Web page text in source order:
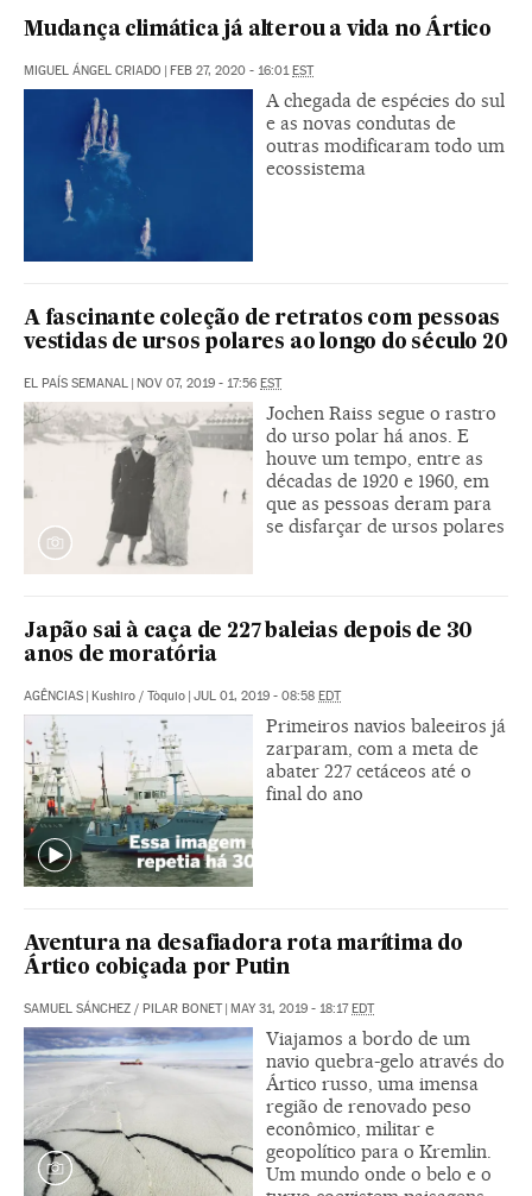
Mudança climática já alterou a vida no Ártico
MIGUEL ÁNGEL CRIADO FEB 27, 2020 - 16:01 EST
A chegada de espécies do sul
e as novas condutas de
outras modificaram todo um
ecossistema
A fascinante coleção de retratos com pessoas
vestidas de ursos polares ao longo do século 20
EL PAÍS SEMANAL NOV 07, 2019 - 17:56 EST
Jochen Raiss segue o rastro
do urso polar há anos. E
houve um tempo, entre as
décadas de 1920 e 1960, em
que as pessoas deram para
se disfarçar de ursos polares
Japão sai à caça de 227 baleias depois de 30
anos de moratória
AGÊNCIAS | Kushiro / Tòquio | JUL 01, 2019 - 08:58 EDT
Primeiros navios baleeiros já
zarparam, com a meta de
abater 227 cetáceos até o
final do ano
Aventura na desafiadora rota marítima do
Ártico cobiçada por Putin
SAMUEL SÁNCHEZ / PILAR BONET | MAY 31, 2019 - 18:17EDT
Viajamos a bordo de um
navio quebra-gelo através do
Ártico russo, uma imensa
região de renovado peso
econômico, militar e
geopolítico para o Kremlin.
Um mundo onde o belo e o